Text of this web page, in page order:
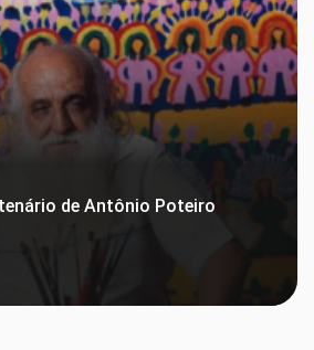
de Antônio Poteiro